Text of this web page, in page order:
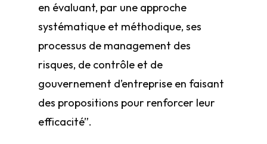
en évaluant, par une approche
systématique et méthodique, ses
processus de management des
risques, de contrôle et de
gouvernement d’entreprise en faisant
des propositions pour renforcer leur
efficacité”.